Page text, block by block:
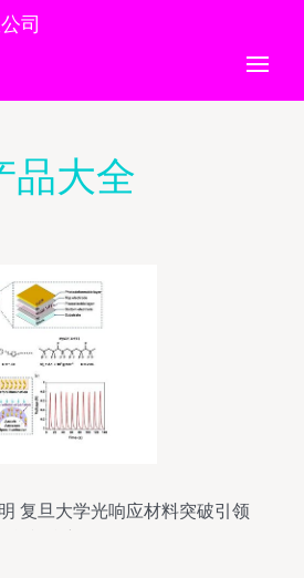
司
品大全
复旦大学光响应材料突破引领